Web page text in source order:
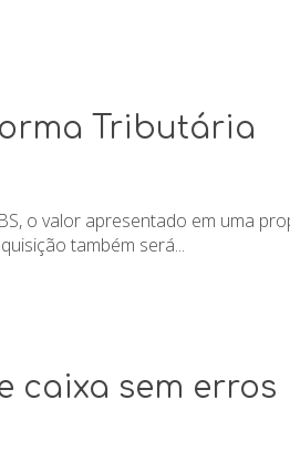
Tributária
o valor apresentado em uma
também será...
caixa sem erros